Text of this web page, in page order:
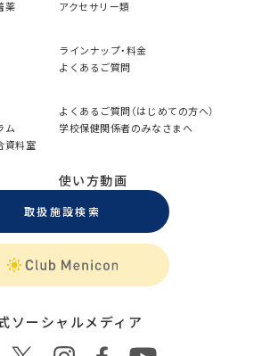
薬
アクセサリー類
ラインナップ・料金
よくあるご質問
よくあるご質問（はじめての方へ）
ム
学校保健関係者のみなさまへ
資料室
使い方動画
取扱施設検索
ソーシャルメディア